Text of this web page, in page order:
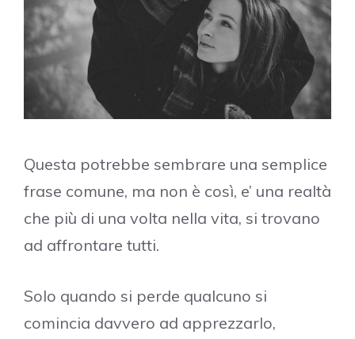
Questa potrebbe sembrare una semplice
frase comune, ma non è così, e’ una realtà
che più di una volta nella vita, si trovano
ad affrontare tutti.
Solo quando si perde qualcuno si
comincia davvero ad apprezzarlo,